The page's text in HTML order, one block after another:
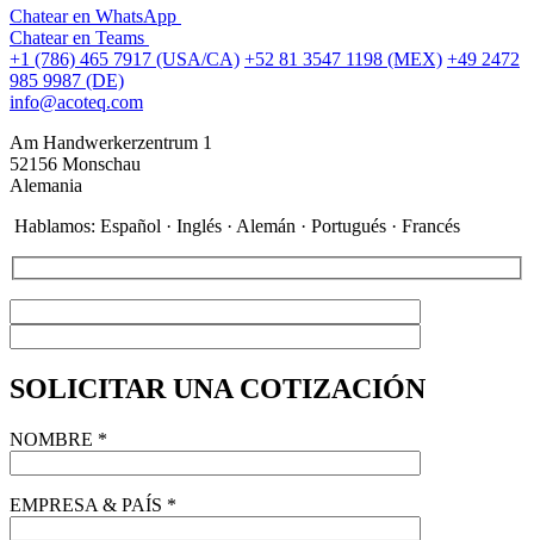
Chatear en WhatsApp
Chatear en Teams
+1 (786) 465 7917 (USA/CA) +52 81 3547 1198 (MEX) +49 2472
985 9987 (DE)
info@acoteq.com
Am Handwerkerzentrum 1
52156 Monschau
Alemania
Hablamos: Español · Inglés · Alemán · Portugués · Francés
SOLICITAR UNA COTIZACIÓN
NOMBRE *
EMPRESA & PAÍS *